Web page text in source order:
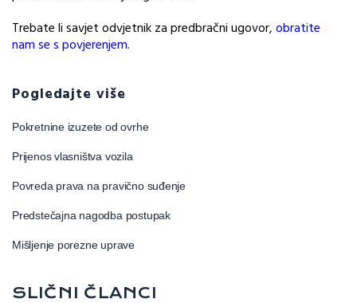
Trebate li savjet odvjetnik za predbračni ugovor,obratite
nam se s povjerenjem.
Pogledajte više
Pokretnine izuzete od ovrhe
Prijenos vlasništva vozila
Povreda prava na pravično suđenje
Predstečajna nagodba postupak
Mišljenje porezne uprave
SLIČNI ČLANCI